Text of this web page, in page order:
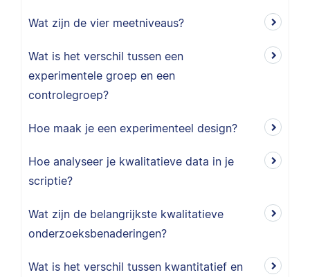
Wat zijn de vier meetniveaus?
Wat is het verschil tussen een
experimentele groep en een
controlegroep?
Hoe maak je een experimenteel design?
Hoe analyseer je kwalitatieve data in je
scriptie?
Wat zijn de belangrijkste kwalitatieve
onderzoeksbenaderingen?
Wat is het verschil tussen kwantitatief en